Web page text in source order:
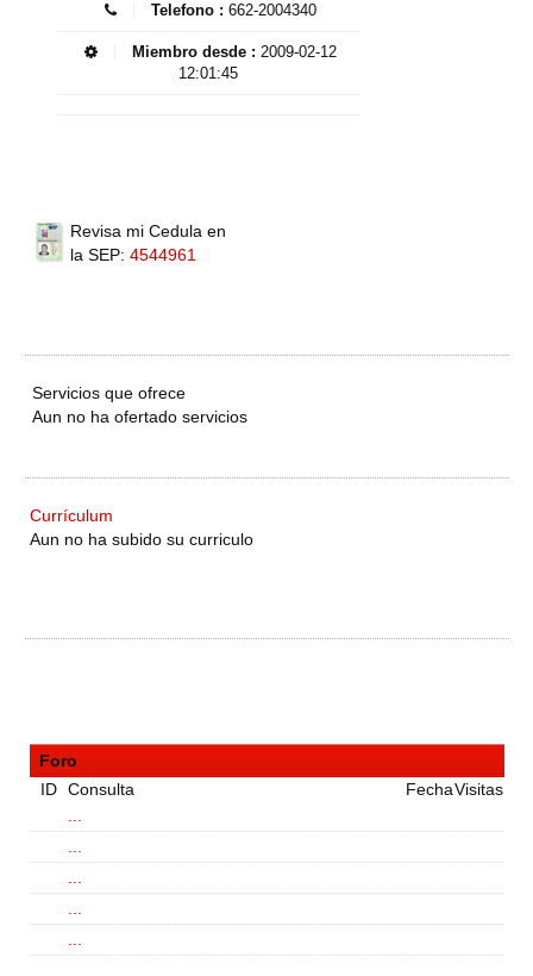
Telefono : 662-2004340
Miembro desde : 2009-02-12
12:01:45
Revisa mi Cedula en
la SEP: 4544961
Servicios que ofrece
Aun no ha ofertado servicios
Currículum
Aun no ha subido su curriculo
Foro
ID Consulta FechaVisitas